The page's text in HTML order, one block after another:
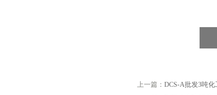
上一篇： DCS-A批发3吨